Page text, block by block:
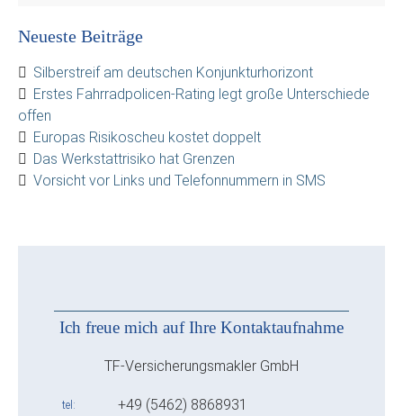
Neueste Beiträge
Silberstreif am deutschen Konjunkturhorizont
Erstes Fahrradpolicen-Rating legt große Unterschiede
offen
Europas Risikoscheu kostet doppelt
Das Werkstattrisiko hat Grenzen
Vorsicht vor Links und Telefonnummern in SMS
Ich freue mich auf Ihre Kontaktaufnahme
TF-Versicherungsmakler GmbH
tel +49 (5462) 8868931